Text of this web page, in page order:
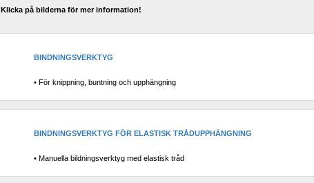
Klicka på bilderna för mer information!
BINDNINGSVERKTYG
• För knippning, buntning och upphängning
BINDNINGSVERKTYG FÖR ELASTISK TRÅDUPPHÄNGNING
• Manuella bildningsverktyg med elastisk tråd